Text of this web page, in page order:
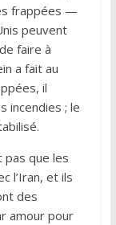
frappées —
peuvent
faire à
a fait au
il
incendies ; le
pas que les
l’Iran, et ils
des
amour pour